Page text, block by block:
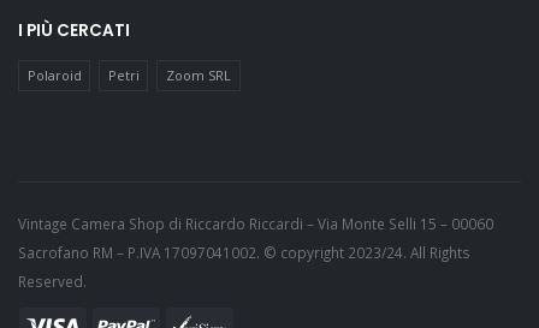
I PIÙ CERCATI
Polaroid Petri Zoom SRL
Vintage Camera Shop di Riccardo Riccardi – Via Monte Selli 15 – 00060
Sacrofano RM – P.IVA 17097041002. © copyright 2023/24. All Rights
Reserved.